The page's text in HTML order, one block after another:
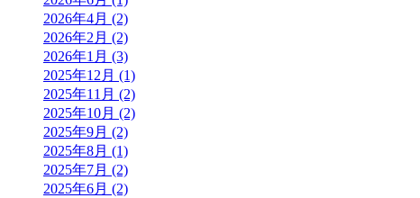
2026年4月 (2)
2026年2月 (2)
2026年1月 (3)
2025年12月 (1)
2025年11月 (2)
2025年10月 (2)
2025年9月 (2)
2025年8月 (1)
2025年7月 (2)
2025年6月 (2)